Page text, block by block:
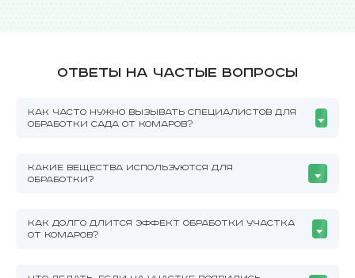
Ответы на частые вопросы
КАК ЧАСТО НУЖНО ВЫЗЫВАТЬ СПЕЦИАЛИСТОВ ДЛЯ
ОБРАБОТКИ САДА ОТ КОМАРОВ?
КАКИЕ ВЕЩЕСТВА ИСПОЛЬЗУЮТСЯ ДЛЯ
ОБРАБОТКИ?
КАК ДОЛГО ДЛИТСЯ ЭФФЕКТ ОБРАБОТКИ УЧАСТКА
ОТ КОМАРОВ?